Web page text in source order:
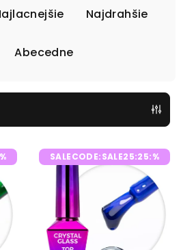
Najdrahšie
Abecedne
SALECODE:SALE25:25:%